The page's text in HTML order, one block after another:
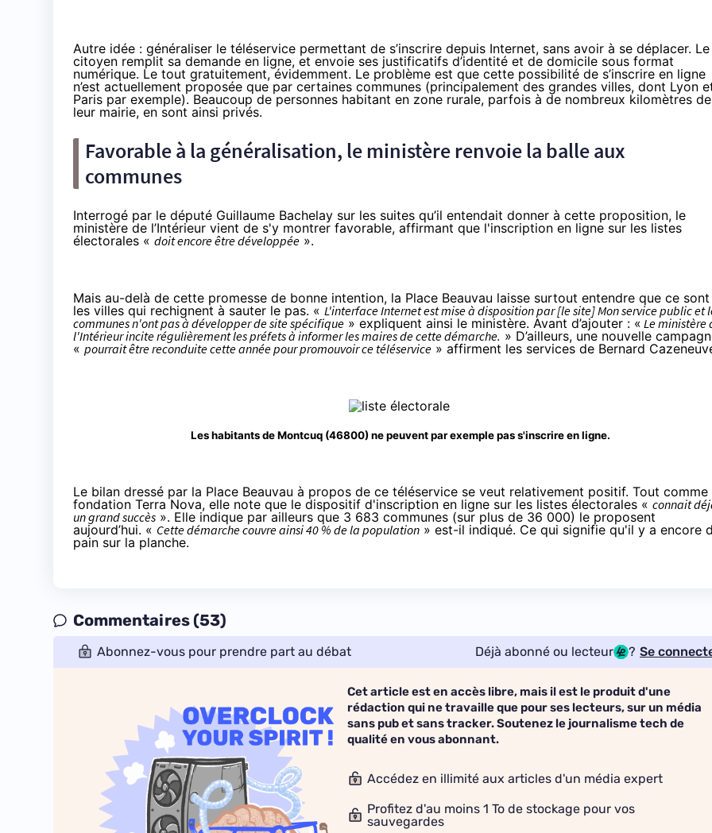
Autre idée : généraliser le téléservice permettant de s’inscrire depuis Internet, sans avoir à se déplacer. Le
citoyen remplit sa demande en ligne, et envoie ses justificatifs d’identité et de domicile sous format
numérique. Le tout gratuitement, évidemment. Le problème est que cette possibilité de s’inscrire en ligne
n’est actuellement proposée que par certaines communes (principalement des grandes villes, dont Lyon
Paris par exemple). Beaucoup de personnes habitant en zone rurale, parfois à de nombreux kilomètres de
leur mairie, en sont ainsi privés.
Favorable à la généralisation, le ministère renvoie la balle aux
communes
Interrogé par le député Guillaume Bachelay sur les suites qu’il entendait donner à cette proposition, le
ministère de l’Intérieur vient de s'y montrer favorable, affirmant que l'inscription en ligne sur les listes
électorales « doit encore être développée ».
Mais au-delà de cette promesse de bonne intention, la Place Beauvau laisse surtout entendre que ce sont
les villes qui rechignent à sauter le pas. « L'interface Internet est mise à disposition par [le site] Mon service public et
communes n'ont pas à développer de site spécifique » expliquent ainsi le ministère. Avant d’ajouter : « Le ministère
l'Intérieur incite régulièrement les préfets à informer les maires de cette démarche. » D’ailleurs, une nouvelle
« pourrait être reconduite cette année pour promouvoir ce téléservice » affirment les services de Bernard
Les habitants de Montcuq (46800) ne peuvent par exemple pas s'inscrire en ligne.
Le bilan dressé par la Place Beauvau à propos de ce téléservice se veut relativement positif. Tout comme
fondation Terra Nova, elle note que le dispositif d'inscription en ligne sur les listes électorales « connait
un grand succès ». Elle indique par ailleurs que 3 683 communes (sur plus de 36 000) le proposent
aujourd’hui. « Cettedémarche couvre ainsi 40 % de la population » est-il indiqué. Ce qui signifie qu'il y a encore
pain sur la planche.
Commentaires (53)
Abonnez-vous pour prendre part au débat Déjà abonné ou lecteur ? Se
Cet article est en accès libre, mais il est le produit d'une
rédaction qui ne travaille que pour ses lecteurs, sur un média
sans pub et sans tracker. Soutenez le journalisme tech de
qualité en vous abonnant.
Accédez en illimité aux articles d'un média expert
Profitez d'au moins 1 To de stockage pour vos
sauvegardes